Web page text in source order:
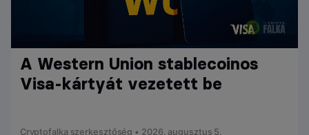
A Western Union stablecoinos
Visa-kártyát vezetett be
Cryptofalka szerkesztőség • 2026. augusztus 5.